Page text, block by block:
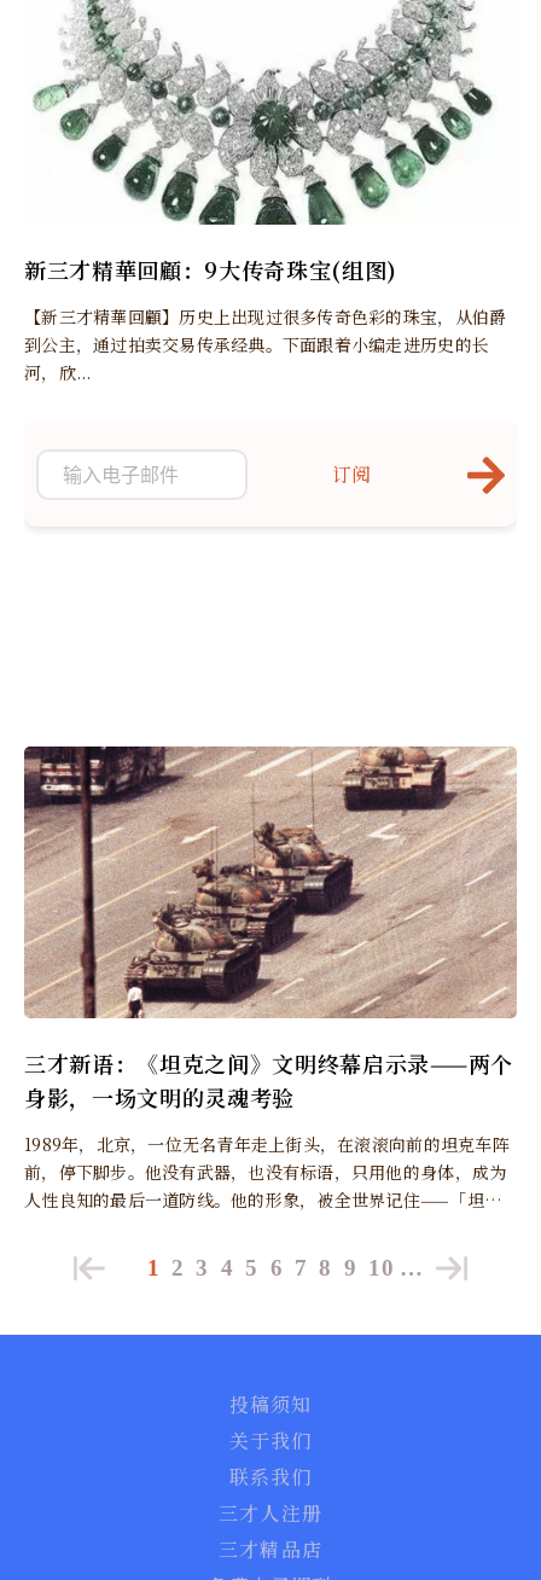
新三才精華回顧：9大传奇珠宝(组图)
【新三才精華回顧】历史上出现过很多传奇色彩的珠宝，从伯爵
到公主，通过拍卖交易传承经典。下面跟着小编走进历史的长
河，欣...
三才新语：《坦克之间》文明终幕启示录——两个
身影，一场文明的灵魂考验
1989年，北京，一位无名青年走上街头，在滚滚向前的坦克车阵
前，停下脚步。他没有武器，也没有标语，只用他的身体，成为
人性良知的最后一道防线。他的形象，被全世界记住——「坦克
这两位「坦克人」，一位站在街头，一位躺在手术台上。
订阅
1 2 3 4 5 6 7 8 9 10 …
投稿须知
关于我们
联系我们
三才人注册
三才精品店